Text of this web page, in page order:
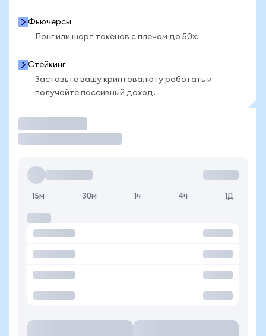
Фьючерсы
Лонг или шорт токенов с плечом до 50x.
Стейкинг
Заставьте вашу криптовалюту работать и
получайте пассивный доход.
15м 30м 1ч 4ч 1Д